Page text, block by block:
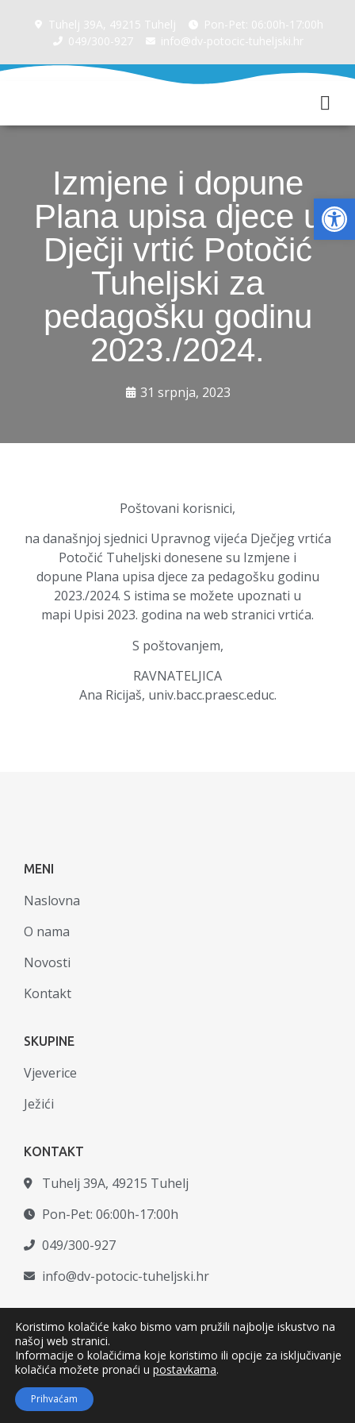
Tuhelj 39A, 49215 Tuhelj
Pon-Pet: 06:00h-17:00h
049/300-927
info@dv-potocic-tuheljski.hr
Izmjene i dopune
Plana upisa djece u
Dječji vrtić Potočić
Tuheljski za
pedagošku godinu
2023./2024.
31 srpnja, 2023
Poštovani korisnici,
na današnjoj sjednici Upravnog vijeća Dječjeg vrtića
Potočić Tuheljski donesene su Izmjene i
dopune Plana upisa djece za pedagošku godinu
2023./2024. S istima se možete upoznati u
mapi Upisi 2023. godina na web stranici vrtića.
S poštovanjem,
RAVNATELJICA
Ana Ricijaš, univ.bacc.praesc.educ.
MENI
Naslovna
O nama
Novosti
Kontakt
SKUPINE
Vjeverice
Ježići
KONTAKT
Tuhelj 39A, 49215 Tuhelj
Pon-Pet: 06:00h-17:00h
049/300-927
info@dv-potocic-tuheljski.hr
© Copyright – Dječji vrtić Potočić
Tuheljski|Pravila privatnosti
Koristimo kolačiće kako bismo vam pružili najbolje iskustvo na
našoj web stranici.
Informacije o kolačićima koje koristimo ili opcije za isključivanje
kolačića možete pronaći u postavkama.
Prihvaćam